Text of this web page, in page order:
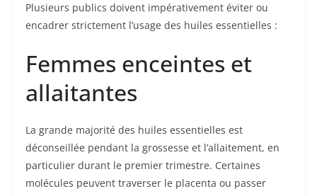
Plusieurs publics doivent impérativement éviter ou
encadrer strictement l’usage des huiles essentielles :
Femmes enceintes et
allaitantes
La grande majorité des huiles essentielles est
déconseillée pendant la grossesse et l’allaitement, en
particulier durant le premier trimestre. Certaines
molécules peuvent traverser le placenta ou passer